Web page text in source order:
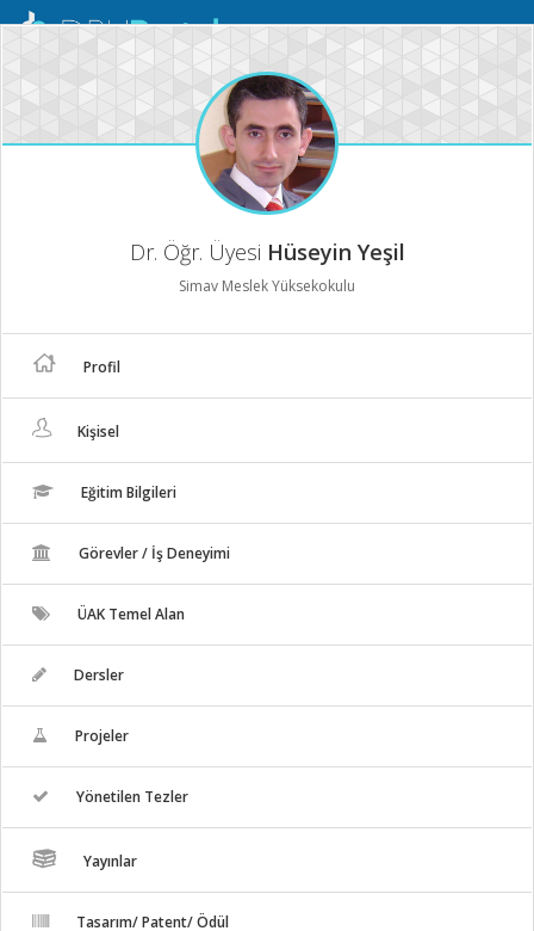
Mobil
Dr. Öğr. Üyesi Hüseyin Yeşil
Simav Meslek Yüksekokulu
Profil
Kişisel
Eğitim Bilgileri
Görevler / İş Deneyimi
ÜAK Temel Alan
Dersler
Projeler
Yönetilen Tezler
Yayınlar
Tasarım/ Patent/ Ödül